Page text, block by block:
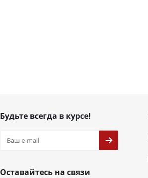
Будьте всегда в курсе!
Оставайтесь на связи